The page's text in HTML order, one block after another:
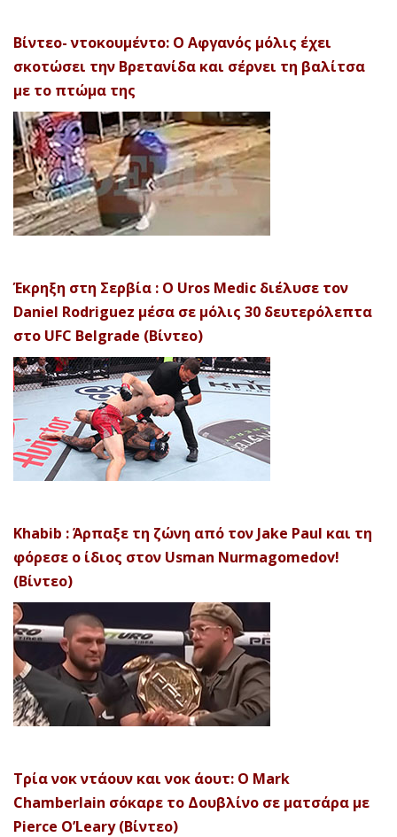
Βίντεο- ντοκουμέντο: Ο Αφγανός μόλις έχει
σκοτώσει την Βρετανίδα και σέρνει τη βαλίτσα
με το πτώμα της
Έκρηξη στη Σερβία : Ο Uros Medic διέλυσε τον
Daniel Rodriguez μέσα σε μόλις 30 δευτερόλεπτα
στο UFC Belgrade (Βίντεο)
Khabib : Άρπαξε τη ζώνη από τον Jake Paul και τη
φόρεσε ο ίδιος στον Usman Nurmagomedov!
(Βίντεο)
Τρία νοκ ντάουν και νοκ άουτ: Ο Mark
Chamberlain σόκαρε το Δουβλίνο σε ματσάρα με
Pierce O’Leary (Βίντεο)